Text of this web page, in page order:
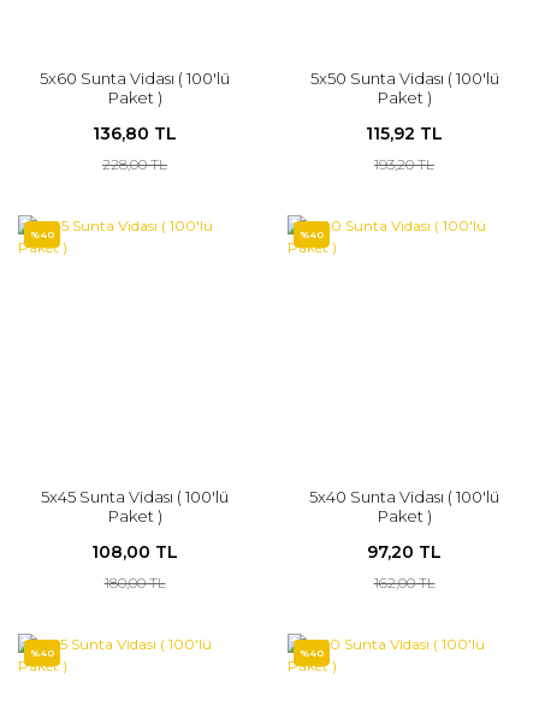
5x60 Sunta Vidası ( 100'lü
Paket )
136,80 TL
228,00 TL
5x50 Sunta Vidası ( 100'lü
Paket )
115,92 TL
193,20 TL
%40
5x45 Sunta Vidası ( 100'lü
Paket )
108,00 TL
180,00 TL
%40
5x40 Sunta Vidası ( 100'lü
Paket )
97,20 TL
162,00 TL
%40 %40